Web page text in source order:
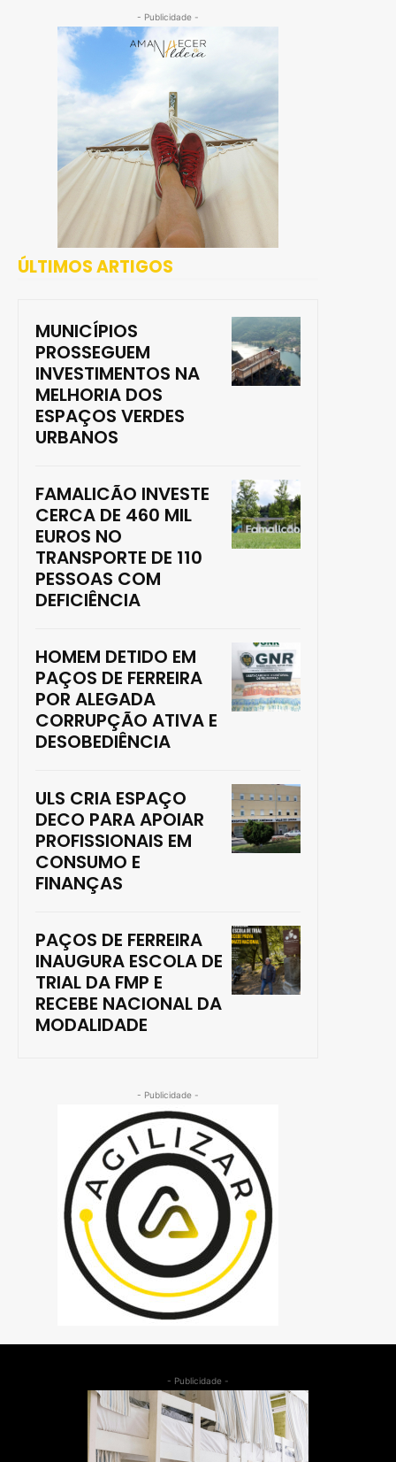
- Publicidade -
ÚLTIMOS ARTIGOS
MUNICÍPIOS
PROSSEGUEM
INVESTIMENTOS NA
MELHORIA DOS
ESPAÇOS VERDES
URBANOS
FAMALICÃO INVESTE
CERCA DE 460 MIL
EUROS NO
TRANSPORTE DE 110
PESSOAS COM
DEFICIÊNCIA
HOMEM DETIDO EM
PAÇOS DE FERREIRA
POR ALEGADA
CORRUPÇÃO ATIVA E
DESOBEDIÊNCIA
ULS CRIA ESPAÇO
DECO PARA APOIAR
PROFISSIONAIS EM
CONSUMO E
FINANÇAS
PAÇOS DE FERREIRA
INAUGURA ESCOLA DE
TRIAL DA FMP E
RECEBE NACIONAL DA
MODALIDADE
- Publicidade -
- Publicidade -